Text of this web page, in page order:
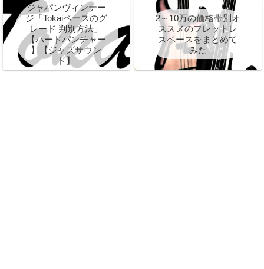
ジャパンヴィンテー
ジ「Tokaiベースのグ
レード 判別方法」
【ハードパンチャー
】【ジャズサウン
ド】
2～10万の価格帯別オ
ススメのフレットレ
スベースをまとめて
みた